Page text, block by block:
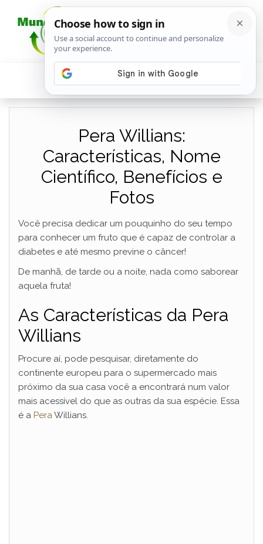
Pera Willians:
Características, Nome
Científico, Benefícios e
Fotos
Você precisa dedicar um pouquinho do seu tempo
para conhecer um fruto que é capaz de controlar a
diabetes e até mesmo previne o câncer!
De manhã, de tarde ou a noite, nada como saborear
aquela fruta!
As Características da Pera
Willians
Procure aí, pode pesquisar, diretamente do
continente europeu para o supermercado mais
próximo da sua casa você a encontrará num valor
mais acessível do que as outras da sua espécie. Essa
é a PeraWillians.